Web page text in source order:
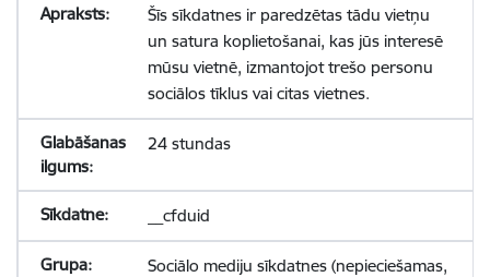
Šīs sīkdatnes ir paredzētas tādu vietņu
un satura koplietošanai, kas jūs interesē
mūsu vietnē, izmantojot trešo personu
sociālos tīklus vai citas vietnes.
24 stundas
__cfduid
Sociālo mediju sīkdatnes (nepieciešamas,